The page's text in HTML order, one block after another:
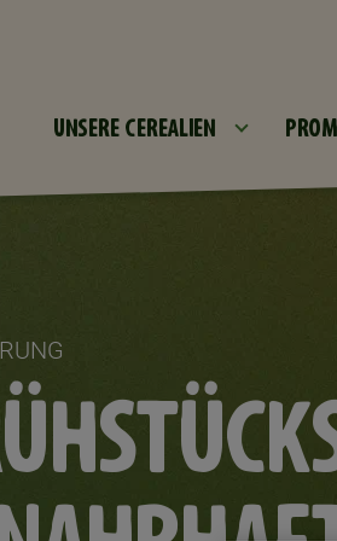
UNSERE CEREALIEN